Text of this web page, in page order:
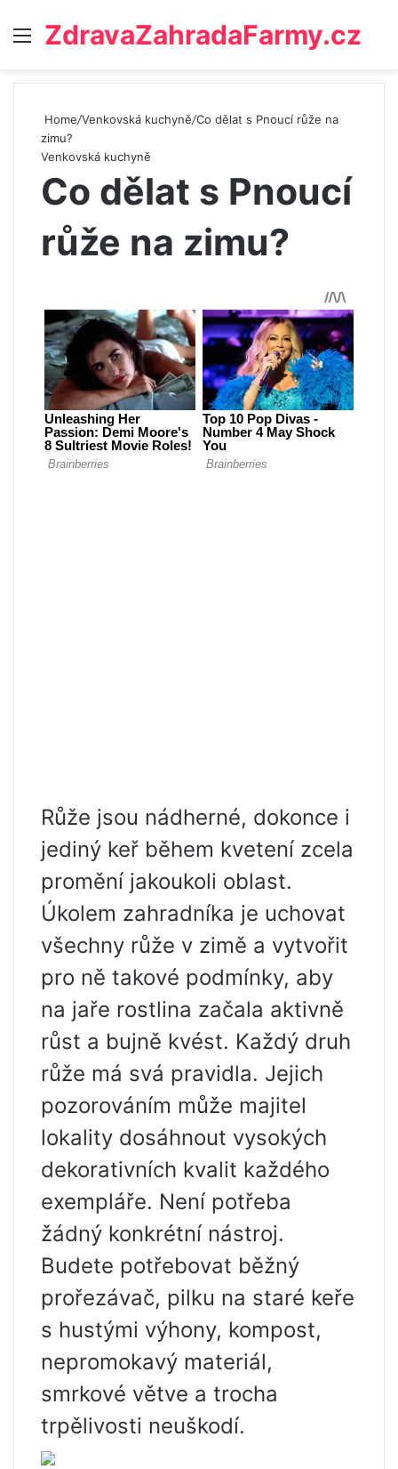
Menu
ZdravaZahradaFarmy.cz
Home/Venkovská kuchyně/Co dělat s Pnoucí růže na
zimu?
Venkovská kuchyně
Co dělat s Pnoucí
růže na zimu?
Růže jsou nádherné, dokonce i
jediný keř během kvetení zcela
promění jakoukoli oblast.
Úkolem zahradníka je uchovat
všechny růže v zimě a vytvořit
pro ně takové podmínky, aby
na jaře rostlina začala aktivně
růst a bujně kvést. Každý druh
růže má svá pravidla. Jejich
pozorováním může majitel
lokality dosáhnout vysokých
dekorativních kvalit každého
exempláře. Není potřeba
žádný konkrétní nástroj.
Budete potřebovat běžný
prořezávač, pilku na staré keře
s hustými výhony, kompost,
nepromokavý materiál,
smrkové větve a trocha
trpělivosti neuškodí.